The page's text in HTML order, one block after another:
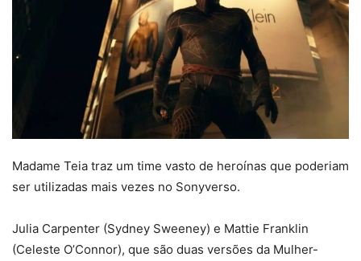
Madame Teia traz um time vasto de heroínas que poderiam
ser utilizadas mais vezes no Sonyverso.
Julia Carpenter (Sydney Sweeney) e Mattie Franklin
(Celeste O’Connor), que são duas versões da Mulher-